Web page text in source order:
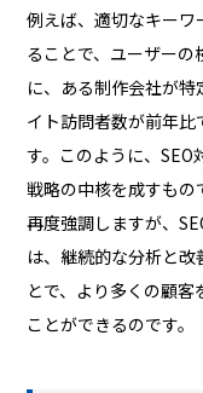
例えば、適切なキー
ることで、ユーザー
に、ある制作会社が
イト訪問者数が前年
す。このように、
戦略の中核を成すもの
再度強調しますが、
は、継続的な分析と
とで、より多くの顧
ことができるのです。